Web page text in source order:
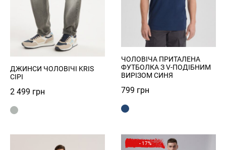
ДЖИНСИ ЧОЛОВІЧІ KRIS
СІРІ
2 499 грн
ЧОЛОВІЧА ПРИТАЛЕНА
ФУТБОЛКА З V-ПОДІБНИМ
ВИРІЗОМ СИНЯ
799 грн
- 17%
Увійти